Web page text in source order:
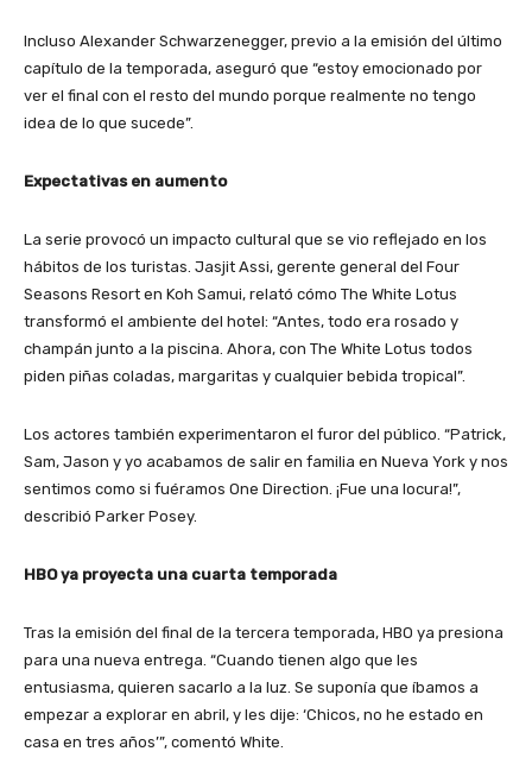
Incluso Alexander Schwarzenegger, previo a la emisión del último
capítulo de la temporada, aseguró que “estoy emocionado por
ver el final con el resto del mundo porque realmente no tengo
idea de lo que sucede”.
Expectativas en aumento
La serie provocó un impacto cultural que se vio reflejado en los
hábitos de los turistas. Jasjit Assi, gerente general del Four
Seasons Resort en Koh Samui, relató cómo The White Lotus
transformó el ambiente del hotel: “Antes, todo era rosado y
champán junto a la piscina. Ahora, con The White Lotus todos
piden piñas coladas, margaritas y cualquier bebida tropical”.
Los actores también experimentaron el furor del público. “Patrick,
Sam, Jason y yo acabamos de salir en familia en Nueva York y nos
sentimos como si fuéramos One Direction. ¡Fue una locura!”,
describió Parker Posey.
HBO ya proyecta una cuarta temporada
Tras la emisión del final de la tercera temporada, HBO ya presiona
para una nueva entrega. “Cuando tienen algo que les
entusiasma, quieren sacarlo a la luz. Se suponía que íbamos a
empezar a explorar en abril, y les dije: ‘Chicos, no he estado en
casa en tres años’”, comentó White.